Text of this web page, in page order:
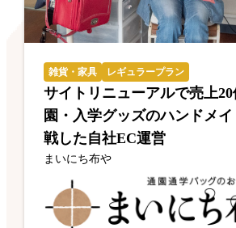
雑貨・家具 レギュラープラン
サイトリニューアルで売上20
園・入学グッズのハンドメ
戦した自社EC運営
まいにち布や